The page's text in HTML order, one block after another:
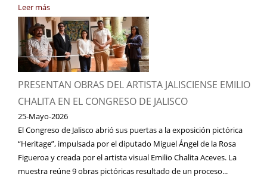
Leer más
PRESENTAN OBRAS DEL ARTISTA JALISCIENSE EMILIO
CHALITA EN EL CONGRESO DE JALISCO
25-Mayo-2026
El Congreso de Jalisco abrió sus puertas a la exposición pictórica
“Heritage”, impulsada por el diputado Miguel Ángel de la Rosa
Figueroa y creada por el artista visual Emilio Chalita Aceves. La
muestra reúne 9 obras pictóricas resultado de un proceso...